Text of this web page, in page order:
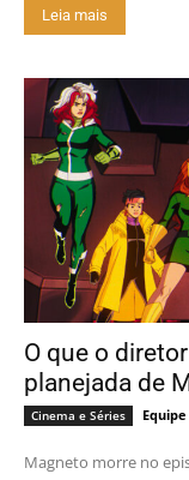
Leia mais
O que o
planejada de
Cinema e Séries
Magneto morre no